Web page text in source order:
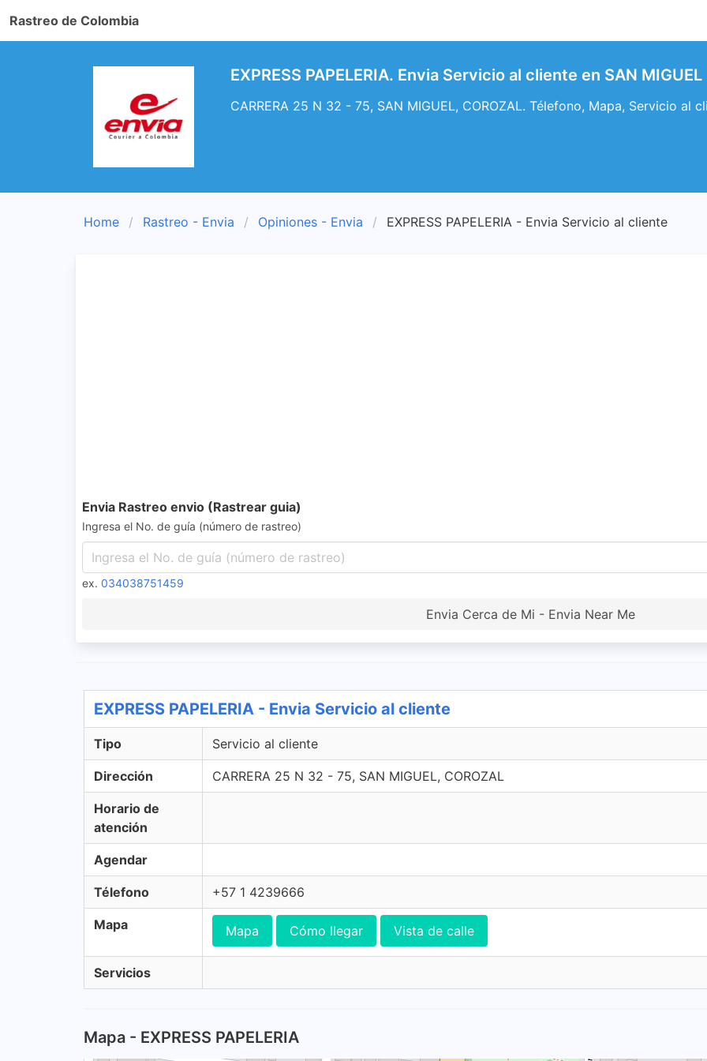
Rastreo de Colombia
EXPRESS PAPELERIA. Envia Servicio al cliente en SAN MIGUEL
CARRERA 25 N 32 - 75, SAN MIGUEL, COROZAL. Télefono, Mapa, Servicio al
Home Rastreo - Envia Opiniones - Envia EXPRESS PAPELERIA - Envia Servicio al cliente
Envia Rastreo envio (Rastrear guia)
Ingresa el No. de guía (número de rastreo)
ex. 034038751459
Envia Cerca de Mi - Envia Near Me
EXPRESS PAPELERIA - Envia Servicio al cliente
Tipo Servicio al cliente
Dirección CARRERA 25 N 32 - 75, SAN MIGUEL, COROZAL
Horario de
atención
Agendar
Télefono +57 1 4239666
Mapa Mapa Cómo llegar Vista de calle
Servicios
Mapa - EXPRESS PAPELERIA